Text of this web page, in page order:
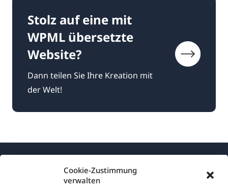
Cookie-Zustimmung
verwalten
Stolz auf eine mit
WPML übersetzte
Website?
Dann teilen Sie Ihre Kreation mit
der Welt!